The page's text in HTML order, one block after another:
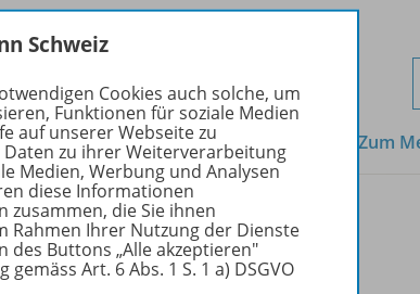
Zum
100
C20010
Schweiz
Cookies auch solche, um
Funktionen für soziale Medien
auf unserer Webseite zu
zu ihrer Weiterverarbeitung
Medien, Werbung und Analysen
diese Informationen
zusammen, die Sie ihnen
Rahmen Ihrer Nutzung der Dienste
des Buttons „Alle akzeptieren"
Art. 6 Abs. 1 S. 1 a) DSGVO